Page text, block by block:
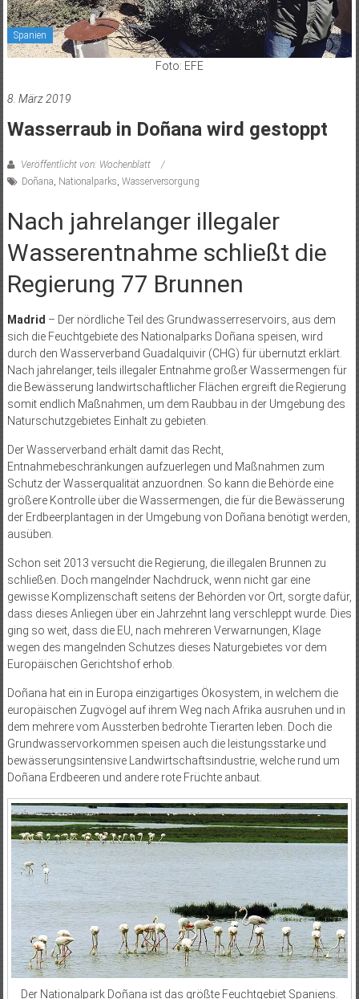
Spanien
Foto: EFE
8. März 2019
Wasserraub in Doñana wird gestoppt
Veröffentlicht von: Wochenblatt
Doñana, Nationalparks, Wasserversorgung
Nach jahrelanger illegaler
Wasserentnahme schließt die
Regierung 77 Brunnen
Madrid – Der nördliche Teil des Grundwasserreservoirs, aus dem
sich die Feuchtgebiete des Nationalparks Doñana speisen, wird
durch den Wasserverband Guadalquivir (CHG) für übernutzt erklärt.
Nach jahrelanger, teils illegaler Entnahme großer Wassermengen für
die Bewässerung landwirtschaftlicher Flächen ergreift die Regierung
somit endlich Maßnahmen, um dem Raubbau in der Umgebung des
Naturschutzgebietes Einhalt zu gebieten.
Der Wasserverband erhält damit das Recht,
Entnahmebeschränkungen aufzuerlegen und Maßnahmen zum
Schutz der Wasserqualität anzuordnen. So kann die Behörde eine
größere Kontrolle über die Wassermengen, die für die Bewässerung
der Erdbeerplantagen in der Umgebung von Doñana benötigt werden,
ausüben.
Schon seit 2013 versucht die Regierung, die illegalen Brunnen zu
schließen. Doch mangelnder Nachdruck, wenn nicht gar eine
gewisse Komplizenschaft seitens der Behörden vor Ort, sorgte dafür,
dass dieses Anliegen über ein Jahrzehnt lang verschleppt wurde. Dies
ging so weit, dass die EU, nach mehreren Verwarnungen, Klage
wegen des mangelnden Schutzes dieses Naturgebietes vor dem
Europäischen Gerichtshof erhob.
Doñana hat ein in Europa einzigartiges Ökosystem, in welchem die
europäischen Zugvögel auf ihrem Weg nach Afrika ausruhen und in
dem mehrere vom Aussterben bedrohte Tierarten leben. Doch die
Grundwasservorkommen speisen auch die leistungsstarke und
bewässerungsintensive Landwirtschaftsindustrie, welche rund um
Doñana Erdbeeren und andere rote Früchte anbaut.
Der Nationalpark Doñana ist das größte Feuchtgebiet Spaniens.